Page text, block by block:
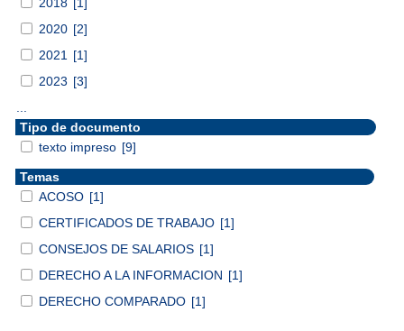
2020 [2]
2021
[1]
2023 [3]
Tipo de documento
texto impreso [9]
Temas
ACOSO [1]
CERTIFICADOS DE TRABAJO [1]
CONSEJOS DE SALARIOS [1]
DERECHO A LA INFORMACION [1]
DERECHO COMPARADO [1]